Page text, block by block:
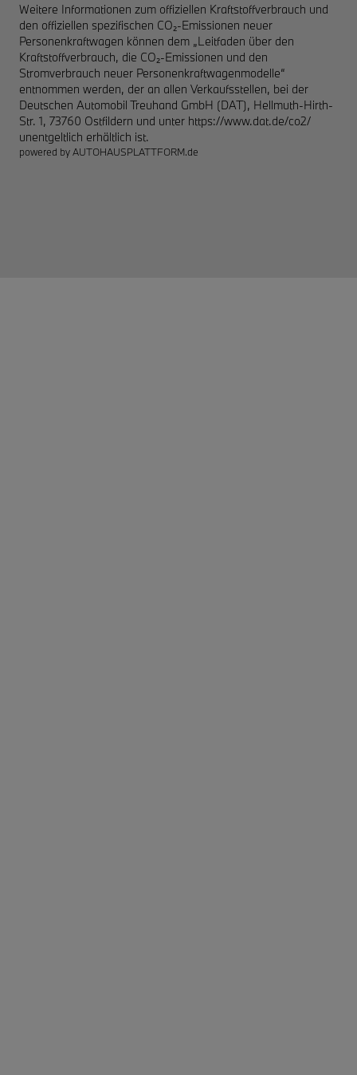
Weitere Informationen zum offiziellen Kraftstoffverbrauch und
den offiziellen spezifischen CO₂-Emissionen neuer
Personenkraftwagen können dem „Leitfaden über den
Kraftstoffverbrauch, die CO₂-Emissionen und den
Stromverbrauch neuer Personenkraftwagenmodelle“
entnommen werden, der an allen Verkaufsstellen, bei der
Deutschen Automobil Treuhand GmbH (DAT), Hellmuth-Hirth-
Str. 1, 73760 Ostfildern und unter https://www.dat.de/co2/
unentgeltlich erhältlich ist.
powered byAUTOHAUSPLATTFORM.de